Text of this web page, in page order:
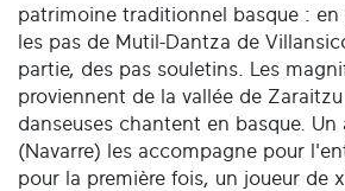
patrimoine traditionnel basque : en
les pas de Mutil-Dantza de
partie, des pas souletins. Les
proviennent de la vallée de
danseuses chantent en basque. Un
(Navarre) les accompagne pour
pour la première fois, un joueur de